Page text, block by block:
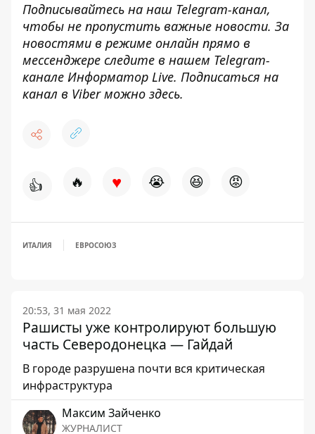
Подписывайтесь на наш Telegram-канал,
чтобы не пропустить важные новости. За
новостями в режиме онлайн прямо в
мессенджере следите в нашем Telegram-
канале Информатор Live. Подписаться на
канал в Viber можно здесь.
👍 🔥 ♥ 😭 😆 😡
ИТАЛИЯ ЕВРОСОЮЗ
20:53, 31 мая 2022
Рашисты уже контролируют большую
часть Северодонецка — Гайдай
В городе разрушена почти вся критическая
инфраструктура
Максим Зайченко
ЖУРНАЛИСТ